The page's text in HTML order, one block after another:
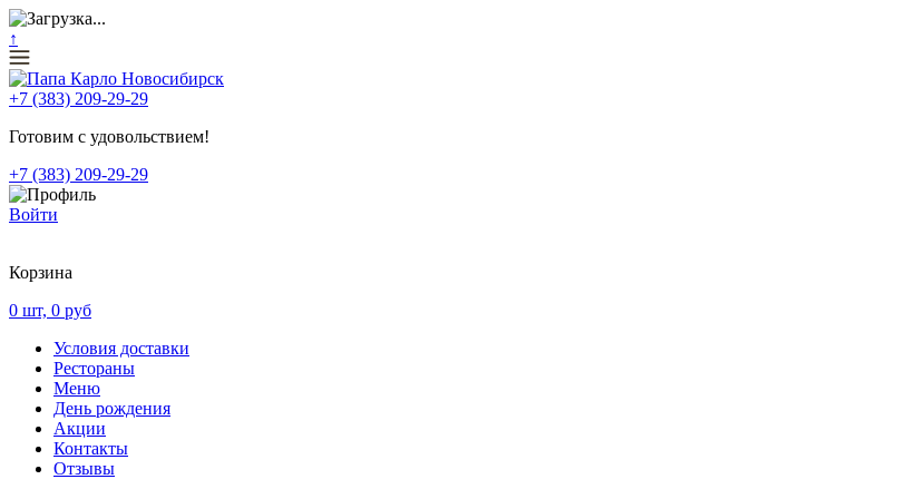
↑
+7 (383) 209-29-29
Готовим с удовольствием!
+7 (383) 209-29-29
Войти
Корзина
0 шт, 0 руб
Условия доставки
Рестораны
Меню
День рождения
Акции
Контакты
Отзывы